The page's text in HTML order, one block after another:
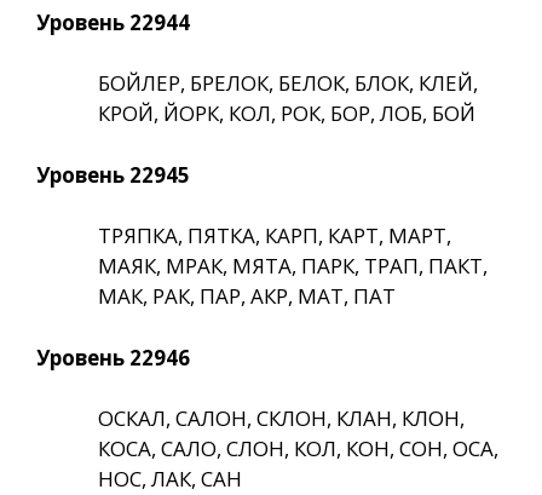
Уровень 22944
БОЙЛЕР, БРЕЛОК, БЕЛОК, БЛОК, КЛЕЙ,
КРОЙ, ЙОРК, КОЛ, РОК, БОР, ЛОБ, БОЙ
Уровень 22945
ТРЯПКА, ПЯТКА, КАРП, КАРТ, МАРТ,
МАЯК, МРАК, МЯТА, ПАРК, ТРАП, ПАКТ,
МАК, РАК, ПАР, АКР, МАТ, ПАТ
Уровень 22946
ОСКАЛ, САЛОН, СКЛОН, КЛАН, КЛОН,
КОСА, САЛО, СЛОН, КОЛ, КОН, СОН, ОСА,
НОС, ЛАК, САН